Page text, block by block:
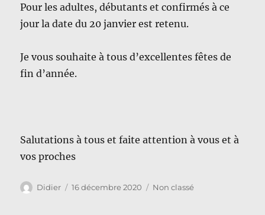
Pour les adultes, débutants et confirmés à ce
jour la date du 20 janvier est retenu.
Je vous souhaite à tous d’excellentes fêtes de
fin d’année.
Salutations à tous et faite attention à vous et à
vos proches
Auteur
Didier
Publié
16 décembre 2020 Catégories
Non classé